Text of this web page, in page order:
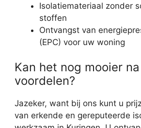
Isolatiemateriaal zonder
stoffen
Ontvangst van
(EPC) voor uw woning
Kan het nog mooier
voordelen?
Jazeker, want bij ons kunt u
van erkende en gereputeerde